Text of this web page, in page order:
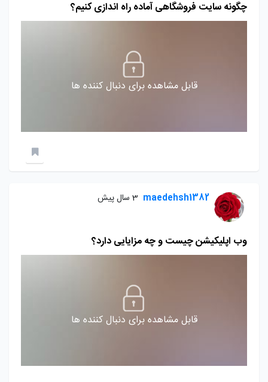
چگونه سایت فروشگاهی آماده راه اندازی کنیم؟
قابل مشاهده برای دنبال کننده ها
maedehsh1382 3 سال پیش
وب اپلیکیشن چیست و چه مزایایی دارد؟
قابل مشاهده برای دنبال کننده ها